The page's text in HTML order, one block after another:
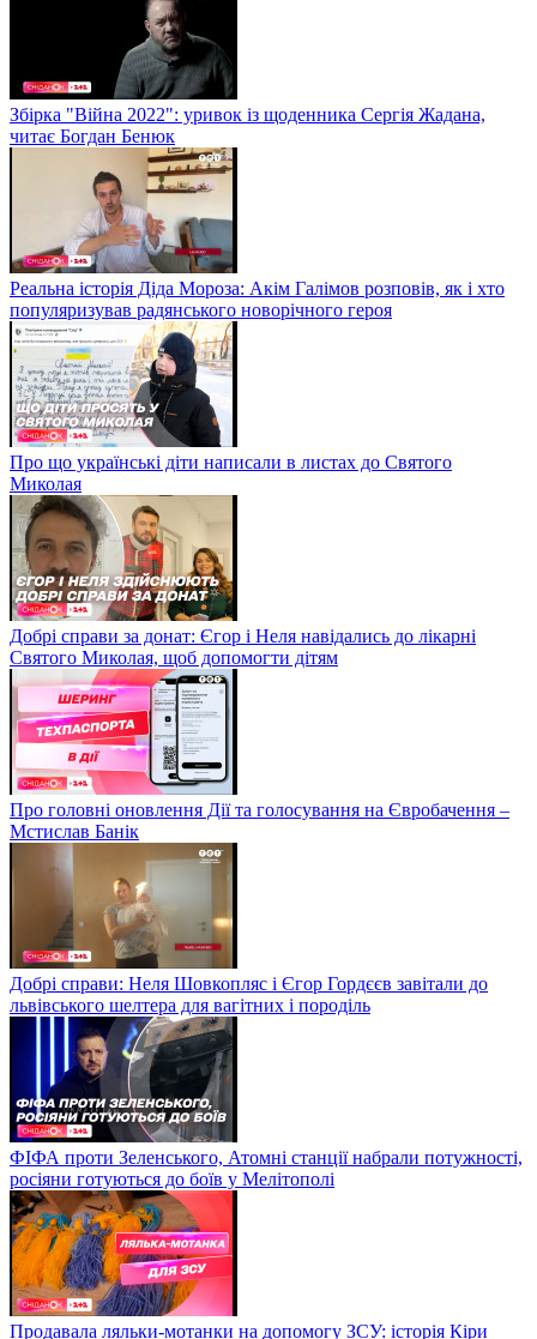
Збірка "Війна 2022": уривок із щоденника Сергія Жадана,
читає Богдан Бенюк
Реальна історія Діда Мороза: Акім Галімов розповів, як і хто
популяризував радянського новорічного героя
Про що українські діти написали в листах до Святого
Миколая
Добрі справи за донат: Єгор і Неля навідались до лікарні
Святого Миколая, щоб допомогти дітям
Про головні оновлення Дії та голосування на Євробачення –
Мстислав Банік
Добрі справи: Неля Шовкопляс і Єгор Гордєєв завітали до
львівського шелтера для вагітних і породіль
ФІФА проти Зеленського, Атомні станції набрали потужності,
росіяни готуються до боїв у Мелітополі
Продавала ляльки-мотанки на допомогу ЗСУ: історія Кіри